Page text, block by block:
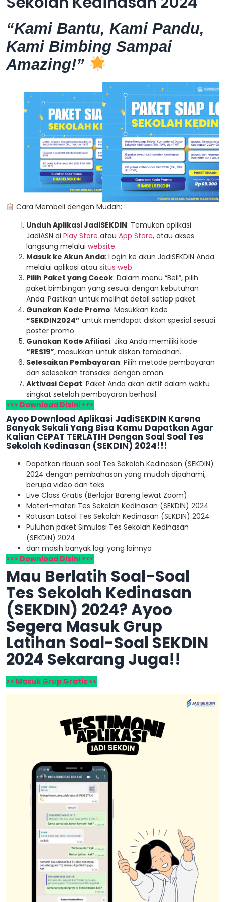
“Kami Bantu, Kami Pandu,
Kami Bimbing Sampai
Amazing!”
Cara Membeli dengan Mudah:
Unduh Aplikasi JadiSEKDIN: Temukan aplikasi
JadiASN di Play Store atau App Store, atau akses
langsung melalui website.
Masuk ke Akun Anda: Login ke akun JadiSEKDIN Anda
melalui aplikasi atau situs web.
Pilih Paket yang Cocok: Dalam menu “Beli”, pilih
paket bimbingan yang sesuai dengan kebutuhan
Anda. Pastikan untuk melihat detail setiap paket.
Gunakan Kode Promo: Masukkan kode
“SEKDIN2024” untuk mendapat diskon spesial sesuai
poster promo.
Gunakan Kode Afiliasi: Jika Anda memiliki kode
“RES19”, masukkan untuk diskon tambahan.
Selesaikan Pembayaran: Pilih metode pembayaran
dan selesaikan transaksi dengan aman.
Aktivasi Cepat: Paket Anda akan aktif dalam waktu
singkat setelah pembayaran berhasil.
>>> Download Disini <<<
Ayoo Download Aplikasi JadiSEKDIN Karena
Banyak Sekali Yang Bisa Kamu Dapatkan Agar
Kalian CEPAT TERLATIH Dengan Soal Soal Tes
Sekolah Kedinasan (SEKDIN) 2024!!!
Dapatkan ribuan soal Tes Sekolah Kedinasan (SEKDIN)
2024 dengan pembahasan yang mudah dipahami,
berupa video dan teks
Live Class Gratis (Berlajar Bareng lewat Zoom)
Materi-materi Tes Sekolah Kedinasan (SEKDIN) 2024
Ratusan Latsol Tes Sekolah Kedinasan (SEKDIN) 2024
Puluhan paket Simulasi Tes Sekolah Kedinasan
(SEKDIN) 2024
dan masih banyak lagi yang lainnya
>>> Download Disini <<<
Mau Berlatih Soal-Soal
Tes Sekolah Kedinasan
(SEKDIN) 2024? Ayoo
Segera Masuk Grup
Latihan Soal-Soal SEKDIN
2024 Sekarang Juga!!
>> Masuk Grup Gratis <<